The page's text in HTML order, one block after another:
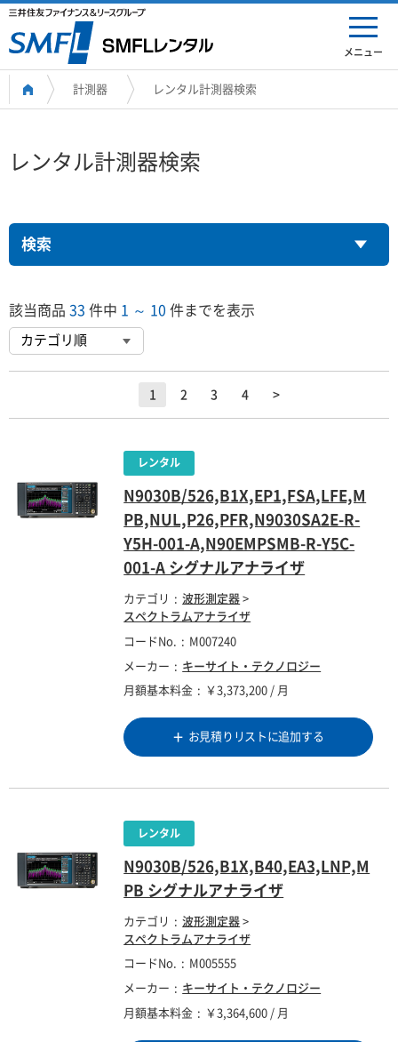
メニュー
計測器 レンタル計測器検索
レンタル計測器検索
検索
該当商品 33 件中 1 ～ 10 件までを表示
1 2 3 4 >
N9030B/526,B1X,EP1,FSA,LFE,M
PB,NUL,P26,PFR,N9030SA2E-R-
Y5H-001-A,N90EMPSMB-R-Y5C-
001-A シグナルアナライザ
カテゴリ 波形測定器 >
スペクトラムアナライザ
コードNo. M007240
メーカー キーサイト・テクノロジー
月額基本料金 ￥3,373,200 / 月
お見積りリストに追加する
N9030B/526,B1X,B40,EA3,LNP,M
PB シグナルアナライザ
カテゴリ 波形測定器 >
スペクトラムアナライザ
コードNo. M005555
メーカー キーサイト・テクノロジー
月額基本料金 ￥3,364,600 / 月